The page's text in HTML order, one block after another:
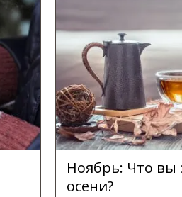
Ноябрь: Что вы
осени?